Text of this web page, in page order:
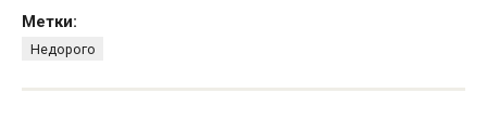
Метки:
Недорого